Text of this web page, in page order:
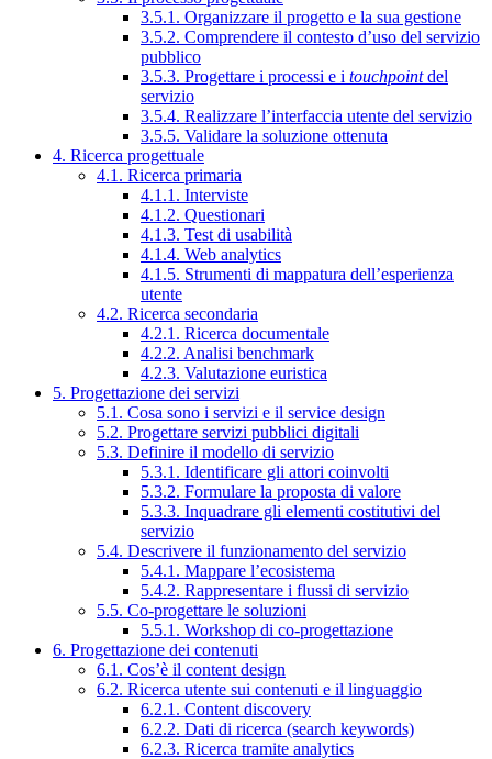
3.5.1. Organizzare il progetto e la sua gestione
3.5.2. Comprendere il contesto d’uso del servizio
pubblico
3.5.3. Progettare i processi e i touchpointdel
servizio
3.5.4. Realizzare l’interfaccia utente del servizio
3.5.5. Validare la soluzione ottenuta
4. Ricerca progettuale
4.1. Ricerca primaria
4.1.1. Interviste
4.1.2. Questionari
4.1.3. Test di usabilità
4.1.4. Web analytics
4.1.5. Strumenti di mappatura dell’esperienza
utente
4.2. Ricerca secondaria
4.2.1. Ricerca documentale
4.2.2. Analisi benchmark
4.2.3. Valutazione euristica
5. Progettazione dei servizi
5.1. Cosa sono i servizi e il service design
5.2. Progettare servizi pubblici digitali
5.3. Definire il modello di servizio
5.3.1. Identificare gli attori coinvolti
5.3.2. Formulare la proposta di valore
5.3.3. Inquadrare gli elementi costitutivi del
servizio
5.4. Descrivere il funzionamento del servizio
5.4.1. Mappare l’ecosistema
5.4.2. Rappresentare i flussi di servizio
5.5. Co-progettare le soluzioni
5.5.1. Workshop di co-progettazione
6. Progettazione dei contenuti
6.1. Cos’è il content design
6.2. Ricerca utente sui contenuti e il linguaggio
6.2.1. Content discovery
6.2.2. Dati di ricerca (search keywords)
6.2.3. Ricerca tramite analytics